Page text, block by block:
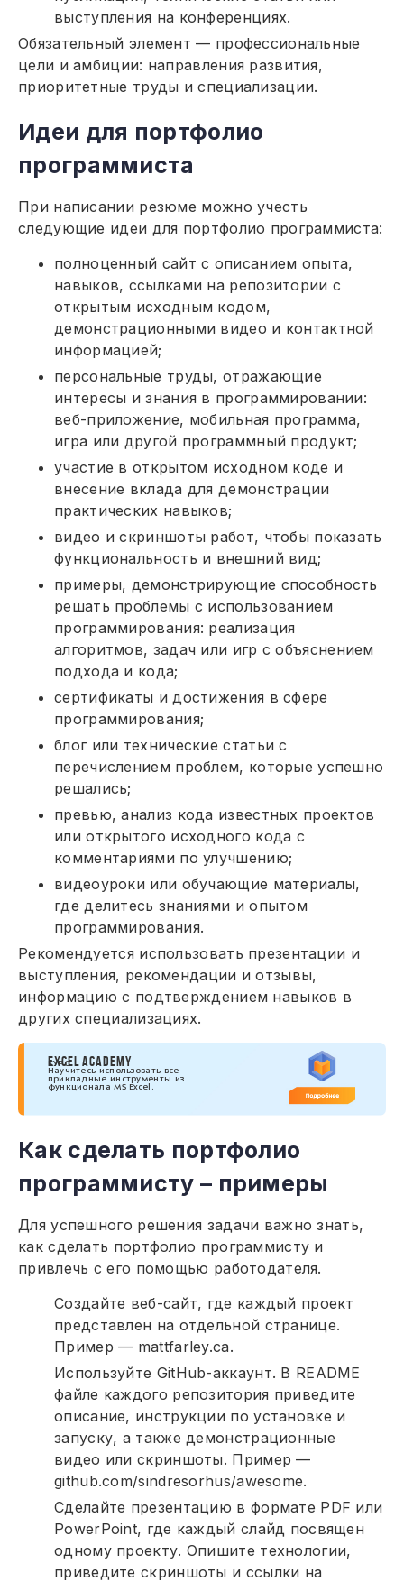
выступления на конференциях.
Обязательный элемент — профессиональные
цели и амбиции: направления развития,
приоритетные труды и специализации.
Идеи для портфолио
программиста
При написании резюме можно учесть
следующие идеи для портфолио программиста:
полноценный сайт с описанием опыта,
навыков, ссылками на репозитории с
открытым исходным кодом,
демонстрационными видео и контактной
информацией;
персональные труды, отражающие
интересы и знания в программировании:
веб-приложение, мобильная программа,
игра или другой программный продукт;
участие в открытом исходном коде и
внесение вклада для демонстрации
практических навыков;
видео и скриншоты работ, чтобы показать
функциональность и внешний вид;
примеры, демонстрирующие способность
решать проблемы с использованием
программирования: реализация
алгоритмов, задач или игр с объяснением
подхода и кода;
сертификаты и достижения в сфере
программирования;
блог или технические статьи с
перечислением проблем, которые успешно
решались;
превью, анализ кода известных проектов
или открытого исходного кода с
комментариями по улучшению;
видеоуроки или обучающие материалы,
где делитесь знаниями и опытом
программирования.
Рекомендуется использовать презентации и
выступления, рекомендации и отзывы,
информацию с подтверждением навыков в
других специализациях.
КУРС
EXCEL ACADEMY
Научитесь использовать все
прикладные инструменты из
функционала MS Excel.
Как сделать портфолио
программисту – примеры
Для успешного решения задачи важно знать,
как сделать портфолио программисту и
привлечь с его помощью работодателя.
Создайте веб-сайт, где каждый проект
представлен на отдельной странице.
Пример — mattfarley.ca.
Используйте GitHub-аккаунт. В README
файле каждого репозитория приведите
описание, инструкции по установке и
запуску, а также демонстрационные
видео или скриншоты. Пример —
github.com/sindresorhus/awesome.
Сделайте презентацию в формате PDF или
PowerPoint, где каждый слайд посвящен
одному проекту. Опишите технологии,
приведите скриншоты и ссылки на